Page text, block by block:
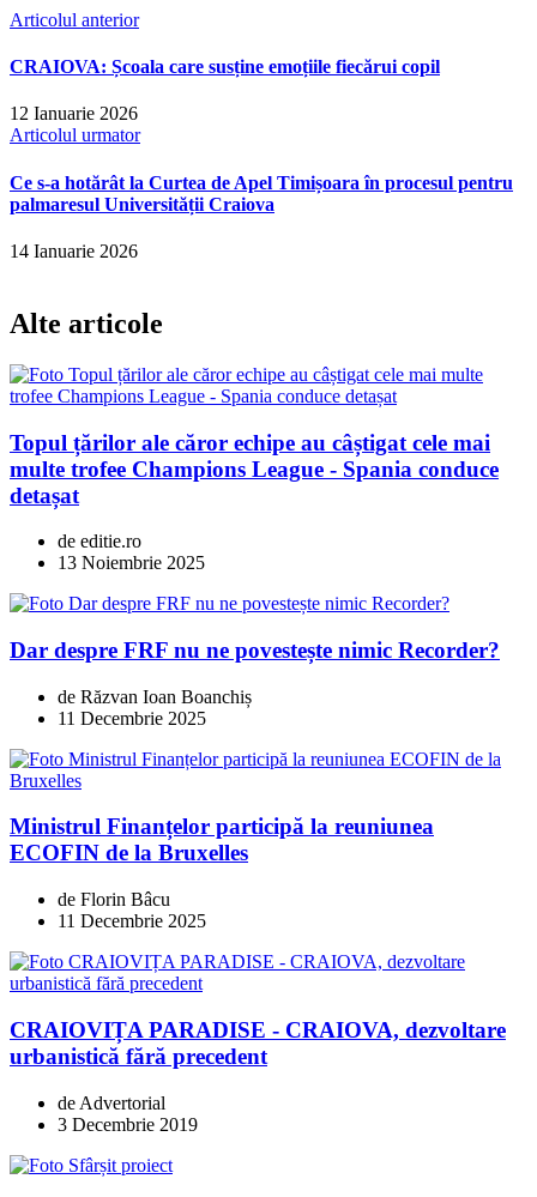
Articolul anterior
CRAIOVA: Școala care susține emoțiile fiecărui copil
12 Ianuarie 2026
Articolul urmator
Ce s-a hotărât la Curtea de Apel Timișoara în procesul pentru
palmaresul Universității Craiova
14 Ianuarie 2026
Alte articole
Topul țărilor ale căror echipe au câștigat cele mai
multe trofee Champions League - Spania conduce
detașat
de editie.ro
13 Noiembrie 2025
Dar despre FRF nu ne povestește nimic Recorder?
de Răzvan Ioan Boanchiș
11 Decembrie 2025
Ministrul Finanțelor participă la reuniunea
ECOFIN de la Bruxelles
de Florin Bâcu
11 Decembrie 2025
CRAIOVIȚA PARADISE - CRAIOVA, dezvoltare
urbanistică fără precedent
de Advertorial
3 Decembrie 2019